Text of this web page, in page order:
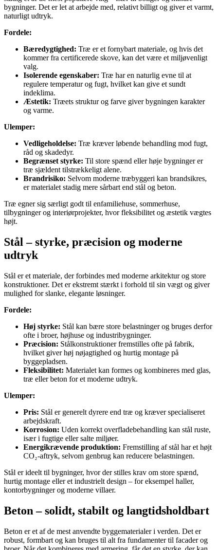
bygninger. Det er let at arbejde med, relativt billigt og giver et varmt,
naturligt udtryk.
Fordele:
Bæredygtighed: Træ er et fornybart materiale, og hvis det
kommer fra certificerede skove, kan det være et miljøvenligt
valg.
Isolerende egenskaber: Træ har en naturlig evne til at
regulere temperatur og fugt, hvilket kan give et sundt
indeklima.
Æstetik: Træets struktur og farve giver bygningen karakter
og varme.
Ulemper:
Vedligeholdelse: Træ kræver løbende behandling mod fugt,
råd og skadedyr.
Begrænset styrke: Til store spænd eller høje bygninger er
træ sjældent tilstrækkeligt alene.
Brandrisiko: Selvom moderne træbyggeri kan brandsikres,
er materialet stadig mere sårbart end stål og beton.
Træ egner sig særligt godt til enfamiliehuse, sommerhuse,
tilbygninger og interiørprojekter, hvor fleksibilitet og æstetik vægtes
højt.
Stål – styrke, præcision og moderne
udtryk
Stål er et materiale, der forbindes med moderne arkitektur og store
konstruktioner. Det er ekstremt stærkt i forhold til sin vægt og giver
mulighed for slanke, elegante løsninger.
Fordele:
Høj styrke: Stål kan bære store belastninger og bruges derfor
ofte i broer, højhuse og industribygninger.
Præcision: Stålkonstruktioner fremstilles ofte på fabrik,
hvilket giver høj nøjagtighed og hurtig montage på
byggepladsen.
Fleksibilitet: Materialet kan formes og kombineres med glas,
træ eller beton for et moderne udtryk.
Ulemper:
Pris: Stål er generelt dyrere end træ og kræver specialiseret
arbejdskraft.
Korrosion: Uden korrekt overfladebehandling kan stål ruste,
især i fugtige eller salte miljøer.
Energikrævende produktion: Fremstilling af stål har et højt
CO₂-aftryk, selvom genbrug kan reducere belastningen.
Stål er ideelt til bygninger, hvor der stilles krav om store spænd,
hurtig montage eller et industrielt design – for eksempel haller,
kontorbygninger og moderne villaer.
Beton – solidt, stabilt og langtidsholdbart
Beton er et af de mest anvendte byggematerialer i verden. Det er
robust, formbart og kan bruges til alt fra fundamenter til facader og